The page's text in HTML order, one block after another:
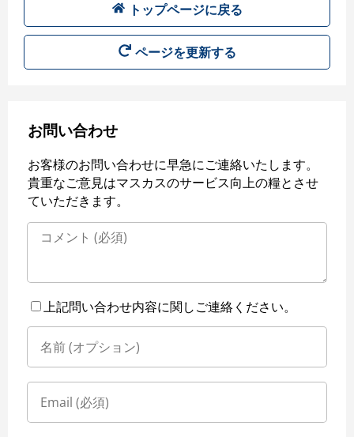
トップページに戻る
ページを更新する
お問い合わせ
お客様のお問い合わせに早急にご連絡いたします。
貴重なご意見はマスカスのサービス向上の糧とさせ
ていただきます。
上記問い合わせ内容に関しご連絡ください。